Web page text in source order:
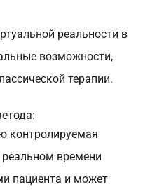
реальности в
возможности,
терапии.
контролируемая
реальном времени
пациента и может